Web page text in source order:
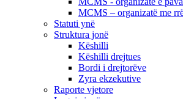
MCMS – organizatë me
Statuti ynë
Struktura jonë
Këshilli
Këshilli drejtues
Bordi i drejtorëve
Zyra ekzekutive
Raporte vjetore